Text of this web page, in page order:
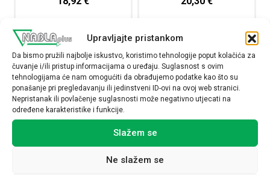
Upravljajte pristankom
Da bismo pružili najbolje iskustvo, koristimo tehnologije poput kolačića za
čuvanje i/ili pristup informacijama o uređaju. Suglasnost s ovim
tehnologijama će nam omogućiti da obrađujemo podatke kao što su
ponašanje pri pregledavanju ili jedinstveni ID-ovi na ovoj web stranici.
Nepristanak ili povlačenje suglasnosti može negativno utjecati na
određene karakteristike i funkcije.
Slažem se
Ne slažem se
Raspoloživost:
Kontakt pomoćni iOF (signalizacija stanja) 1C/O, za
NARUČI
Kontakt pomoćni iOF
NARUČI